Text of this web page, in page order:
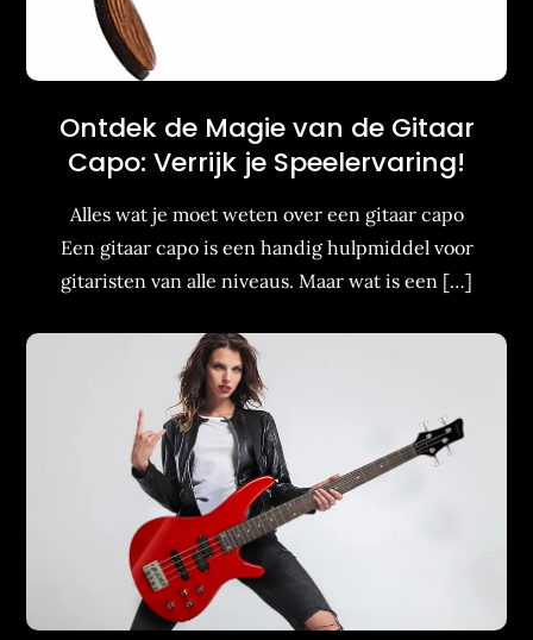
Ontdek de Magie van de Gitaar
Capo: Verrijk je Speelervaring!
Alles wat je moet weten over een gitaar capo
Een gitaar capo is een handig hulpmiddel voor
gitaristen van alle niveaus. Maar wat is een […]